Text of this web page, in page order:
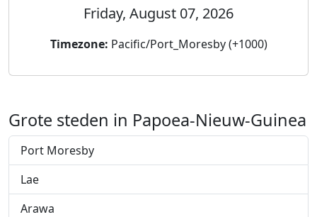
Friday, August 07, 2026
Timezone: Pacific/Port_Moresby (+1000)
Grote steden in Papoea-Nieuw-Guinea
Port Moresby
Lae
Arawa